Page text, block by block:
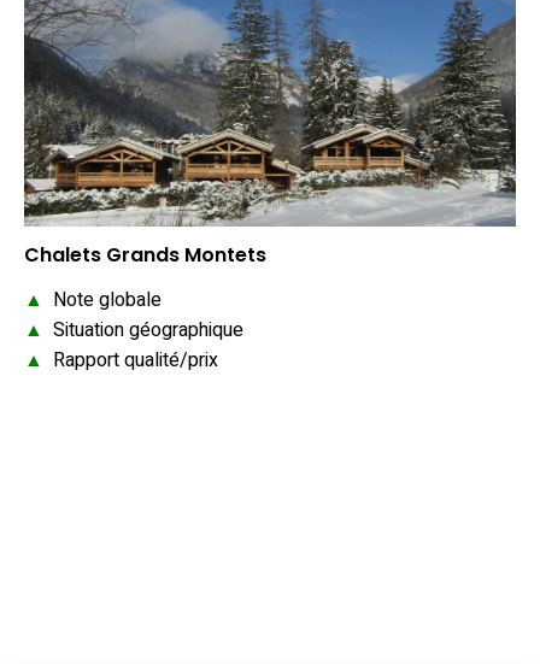
Chalets Grands Montets
▲ Note globale
▲ Situation géographique
▲ Rapport qualité/prix